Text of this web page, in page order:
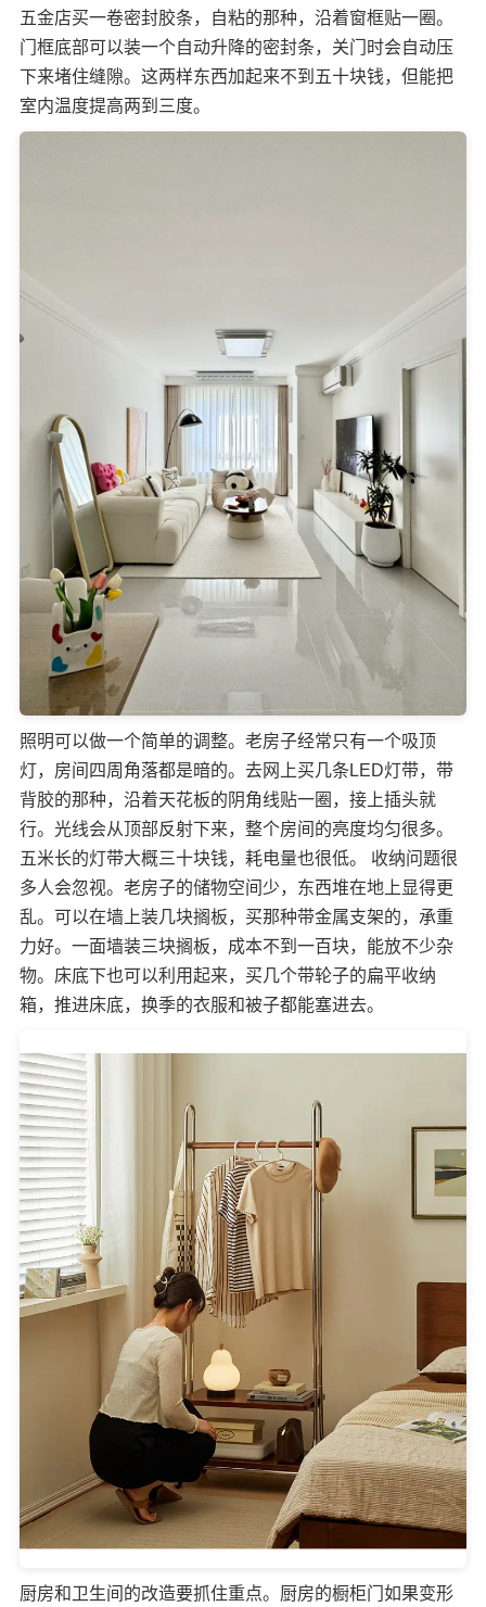
五金店买一卷密封胶条，自粘的那种，沿着窗框贴一圈。
门框底部可以装一个自动升降的密封条，关门时会自动压
下来堵住缝隙。这两样东西加起来不到五十块钱，但能把
室内温度提高两到三度。
照明可以做一个简单的调整。老房子经常只有一个吸顶
灯，房间四周角落都是暗的。去网上买几条LED灯带，带
背胶的那种，沿着天花板的阴角线贴一圈，接上插头就
行。光线会从顶部反射下来，整个房间的亮度均匀很多。
五米长的灯带大概三十块钱，耗电量也很低。 收纳问题很
多人会忽视。老房子的储物空间少，东西堆在地上显得更
乱。可以在墙上装几块搁板，买那种带金属支架的，承重
力好。一面墙装三块搁板，成本不到一百块，能放不少杂
物。床底下也可以利用起来，买几个带轮子的扁平收纳
箱，推进床底，换季的衣服和被子都能塞进去。
厨房和卫生间的改造要抓住重点。厨房的橱柜门如果变形